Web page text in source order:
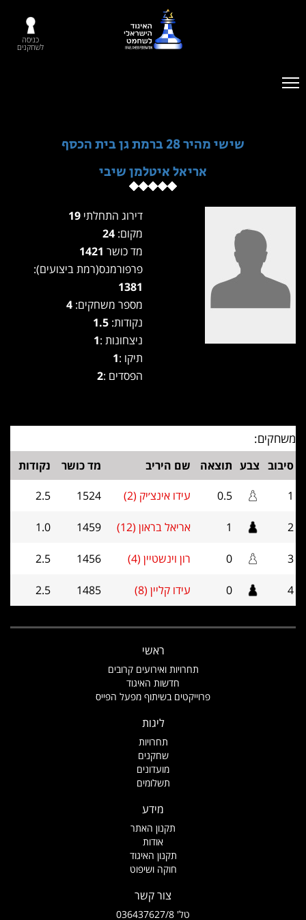
כניסה
לשחקנים
שישי מהיר 28 ברמת גן בית הכסף
אריאל איטלמן שיבי
דירוג התחלתי
מקום:
מד כושר
פרפורמנס(רמת ביצועים):
1381
מספר משחקים:
נקודות: 1.5
ניצחונות :1
תיקו :1
הפסדים :2
משחקים:
סיבוב צבע תוצאה שם היריב מד כושר
נקודות
1
0.5 עידו אינצ׳יק (2) 1524
2.5
2
1 אריאל בראון (12) 1459
1.0
3
0 רון וינשטיין (4) 1456
2.5
4
0 עידו קליין (8) 1485
2.5
ראשי
תחרויות ואירועים קרובים
חדשות האיגוד
פרוייקטים בשיתוף מפעל הפייס
ליגות
תחרויות
שחקנים
מועדונים
תשלומים
מידע
תקנון האתר
אודות
תקנון האיגוד
חוקה ושיפוט
צור קשר
טל' 036437627/8